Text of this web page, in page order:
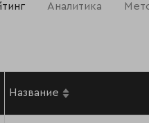
Аналитика
Название